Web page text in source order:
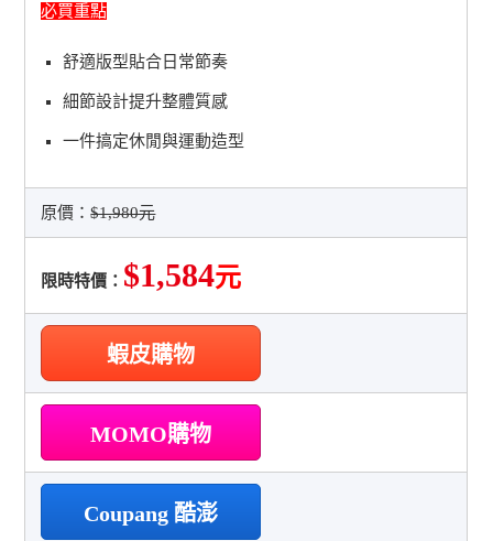
必買重點
舒適版型貼合日常節奏
細節設計提升整體質感
一件搞定休閒與運動造型
原價：$1,980元
限時特價： $1,584元
蝦皮購物
MOMO購物
Coupang 酷澎